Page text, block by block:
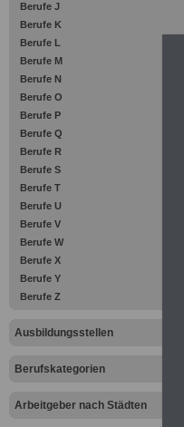
Berufe J
Berufe K
Berufe L
Berufe M
Berufe N
Berufe O
Berufe P
Berufe Q
Berufe R
Berufe S
Berufe T
Berufe U
Berufe V
Berufe W
Berufe X
Berufe Y
Berufe Z
Ausbildungsstellen
Berufskategorien
Arbeitgeber nach Städten